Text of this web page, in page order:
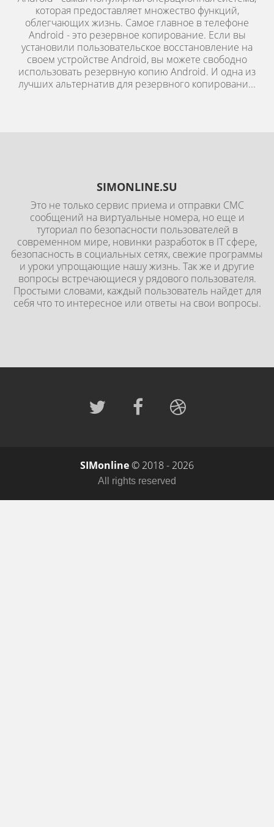
которая предоставляет множество функций,
облегчающих жизнь. Самое главное в телефоне
Android - это резервное копирование. Если вы
установили пользовательское восстановление на
своем устройстве Android, вы можете свободно
использовать резервную копию Android. И одна из
лучших альтернатив для резервного копировани...
SIMONLINE.SU
Это не только сервис приема и отправки СМС
сообщений на виртуальные номера, но еще и
туториал по безопасности пользователей в
современном мире, новинки разработок в IT сфере,
безопасность в социальных сетях, свежие программы
и уроки упрощающие нашу жизнь. Так же и другие
вопросы встречающиеся у рядового пользователя.
Простыми словами, каждый пользователь найдет для
себя что то интересное или ответы на свои вопросы.
SIMonline© 2018 - 2026
All rights reserved